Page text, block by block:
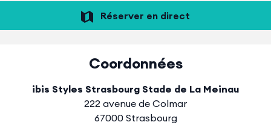
Réserver en direct
Coordonnées
ibis Styles Strasbourg Stade de La Meinau
222 avenue de Colmar
67000 Strasbourg